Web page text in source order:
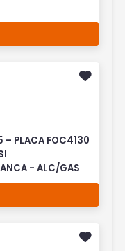
– PLACA FOC4130
- ALC/GAS